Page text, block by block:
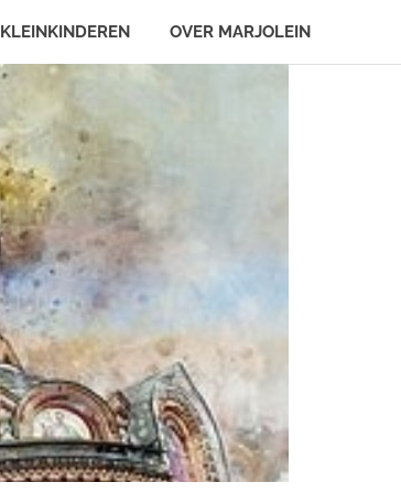
KLEINKINDEREN OVER MARJOLEIN